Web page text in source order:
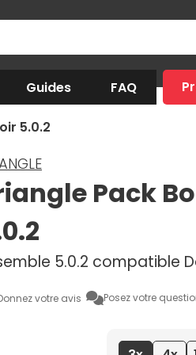
Guides FAQ
5.0.2
Pack
5.0.2 compatible
votre avis Posez votre